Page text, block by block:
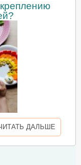
ДАЛЬШЕ